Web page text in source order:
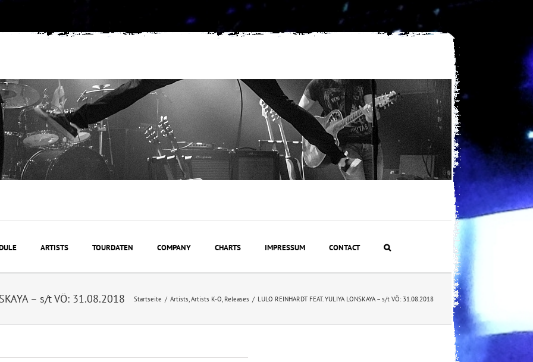
ARTISTS TOURDATEN COMPANY CHARTS IMPRESSUM CONTACT
– s/t VÖ: 31.08.2018 Startseite / Artists Artists K-O Releases / LULO REINHARDT FEAT. YULIYA LONSKAYA – s/t VÖ: 31.08.2018